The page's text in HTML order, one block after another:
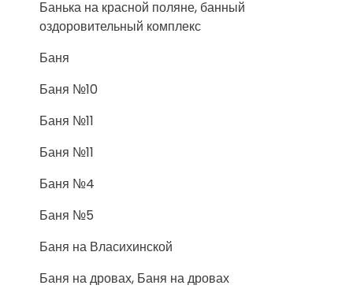
Банька на красной поляне, банный
оздоровительный комплекс
Баня
Баня №10
Баня №11
Баня №11
Баня №4
Баня №5
Баня на Власихинской
Баня на дровах, Баня на дровах